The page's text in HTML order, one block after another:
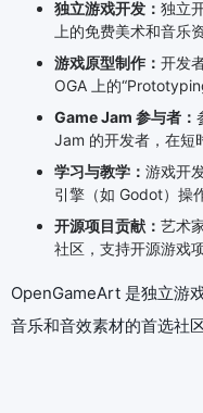
独立游戏开发： 独立
上的免费美术和音乐
游戏原型制作： 开发
OGA 上的
Game Jam 参与者：
Jam 的开发者，在短
学习与教学： 游戏开
引擎（如 Godot）操
开源项目贡献： 艺术
社区，支持开源游戏
OpenGameArt 是独立游
音乐和音效素材的首选社区